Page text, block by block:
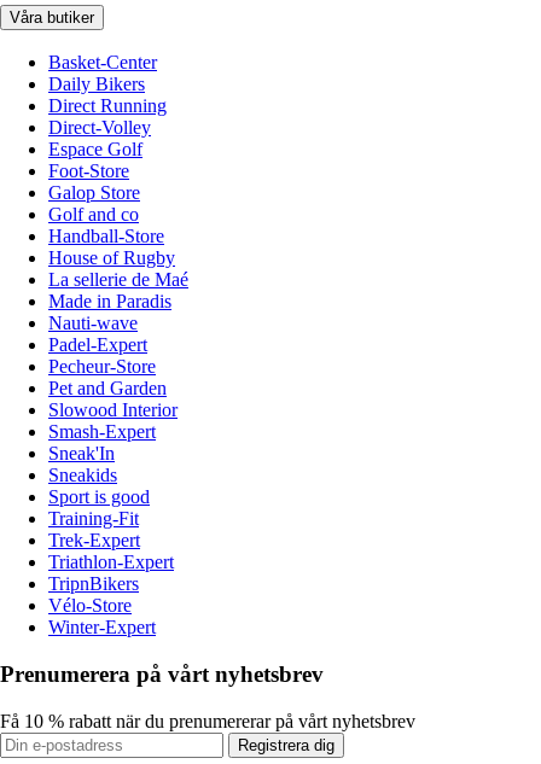
Våra butiker
Basket-Center
Daily Bikers
Direct Running
Direct-Volley
Espace Golf
Foot-Store
Galop Store
Golf and co
Handball-Store
House of Rugby
La sellerie de Maé
Made in Paradis
Nauti-wave
Padel-Expert
Pecheur-Store
Pet and Garden
Slowood Interior
Smash-Expert
Sneak'In
Sneakids
Sport is good
Training-Fit
Trek-Expert
Triathlon-Expert
TripnBikers
Vélo-Store
Winter-Expert
Prenumerera på vårt nyhetsbrev
Få 10 % rabatt när du prenumererar på vårt nyhetsbrev
Registrera dig